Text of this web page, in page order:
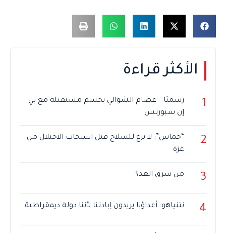
الأكثر قراءة
1
رسميًا – عصام الشوالي يحسم مستقبله مع بي
إن سبورتس
2
“حماس”: لا نزع للسلاح قبل انسحاب الاحتلال من
غزة
3 من سرق الغد؟
4 نتنياهو: أعداؤنا يريدون إبادتنا لأننا دولة ديمقراطية